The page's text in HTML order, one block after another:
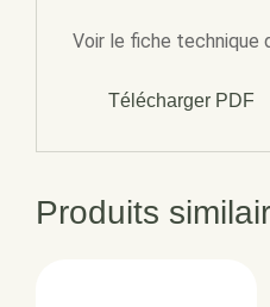
Voir le fiche technique
Télécharger PDF
Produits